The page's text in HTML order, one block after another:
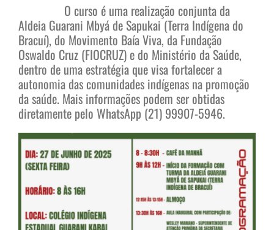
O curso é uma realização conjunta da
Aldeia Guarani Mbyá de Sapukai (Terra Indígena do
Bracuí), do Movimento Baía Viva, da Fundação
Oswaldo Cruz (FIOCRUZ) e do Ministério da Saúde,
dentro de uma estratégia que visa fortalecer a
autonomia das comunidades indígenas na promoção
da saúde. Mais informações podem ser obtidas
diretamente pelo WhatsApp (21) 99907-5946.